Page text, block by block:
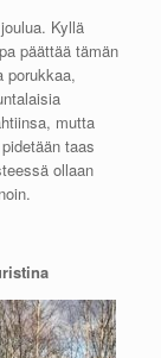
Kyllä
päättää tämän
porukkaa,
mutta
taas
ollaan